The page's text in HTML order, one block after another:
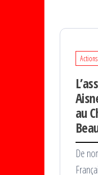
au
De